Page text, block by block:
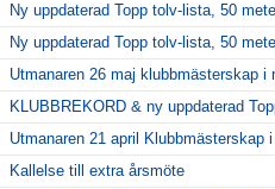
Ny uppdaterad Topp tolv-lista, 50
Ny uppdaterad Topp tolv-lista, 50
Utmanaren 26 maj klubbmästerskap i
KLUBBREKORD & ny uppdaterad
Utmanaren 21 april Klubbmästerskap
Kallelse till extra årsmöte